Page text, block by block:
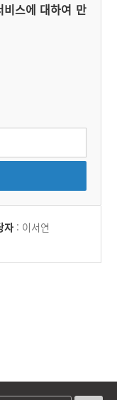
스에 대하여 만
자 : 이서연